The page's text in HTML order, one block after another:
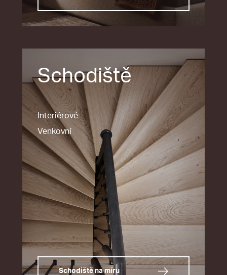
Schodiště
Interiérové
Venkovní
Schodiště na míru